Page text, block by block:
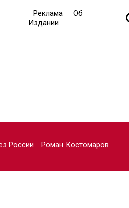
Реклама
Об
Издании
России
Роман Костомаров